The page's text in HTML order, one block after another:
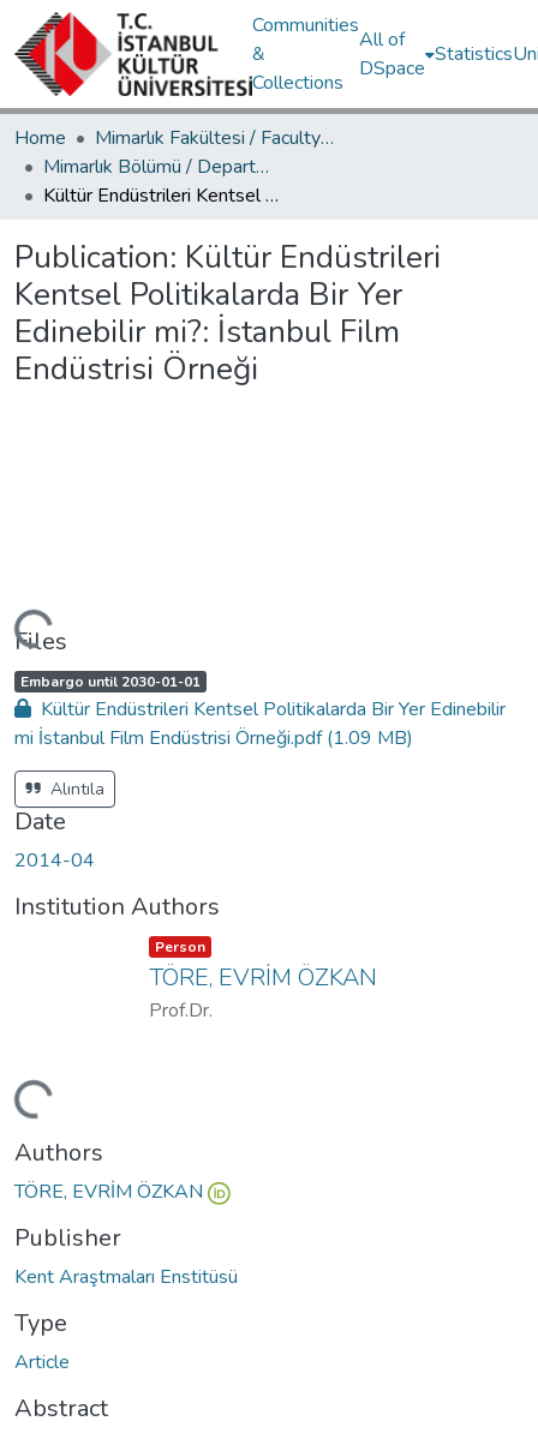
Communities
&
Collections
All of
DSpace
Statistics
Home
Mimarlık Fakültesi / Faculty of Architecture
Mimarlık Bölümü / Department of Architecture
Kültür Endüstrileri Kentsel Politikalarda Bir Yer Edinebilir mi?: İstanbul Film Endüstrisi Örneği
Publication: Kültür Endüstrileri
Kentsel Politikalarda Bir Yer
Edinebilir mi?: İstanbul Film
Endüstrisi Örneği
Files
A
c
c
e
s
s
a
t
u
:
Embargo until 2030-01-01,
Kültür Endüstrileri Kentsel Politikalarda Bir Yer Edinebilir
mi İstanbul Film Endüstrisi Örneği.pdf(1.09 MB)
Alıntıla
Date
2014-04
Institution Authors
Item type:
Person ,
TÖRE, EVRİM ÖZKAN
Prof.Dr.
Authors
TÖRE, EVRİM ÖZKAN
Publisher
Kent Araştmaları Enstitüsü
Type
Article
Abstract